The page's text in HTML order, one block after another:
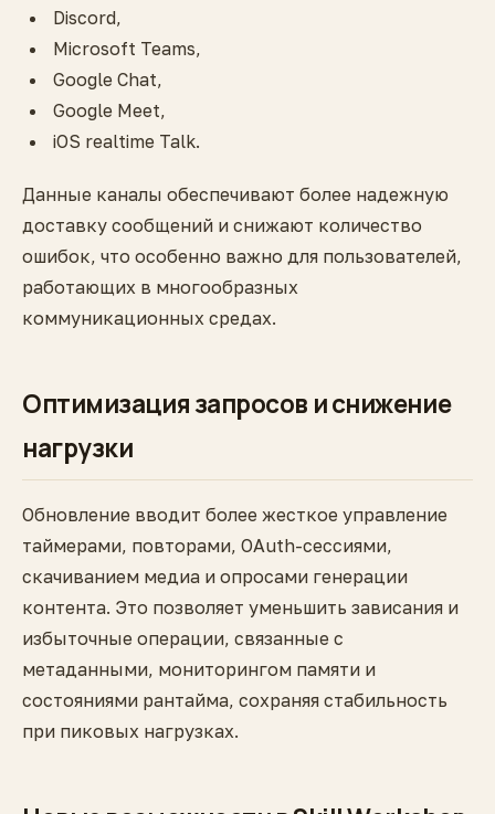
Discord,
Microsoft Teams,
Google Chat,
Google Meet,
iOS realtime Talk.
Данные каналы обеспечивают более надежную
доставку сообщений и снижают количество
ошибок, что особенно важно для пользователей,
работающих в многообразных
коммуникационных средах.
Оптимизация запросов и снижение
нагрузки
Обновление вводит более жесткое управление
таймерами, повторами, OAuth-сессиями,
скачиванием медиа и опросами генерации
контента. Это позволяет уменьшить зависания и
избыточные операции, связанные с
метаданными, мониторингом памяти и
состояниями рантайма, сохраняя стабильность
при пиковых нагрузках.